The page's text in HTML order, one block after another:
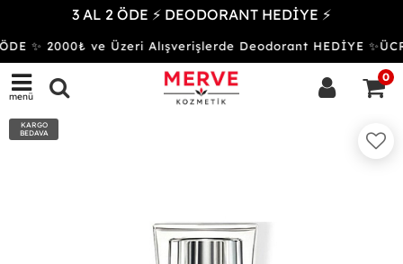
3 AL 2 ÖDE ⚡ DEODORANT HEDİYE ⚡
✨ 2000₺ ve Üzeri Alışverişlerde Deodorant HEDİYE
menü
0
KARGO
BEDAVA